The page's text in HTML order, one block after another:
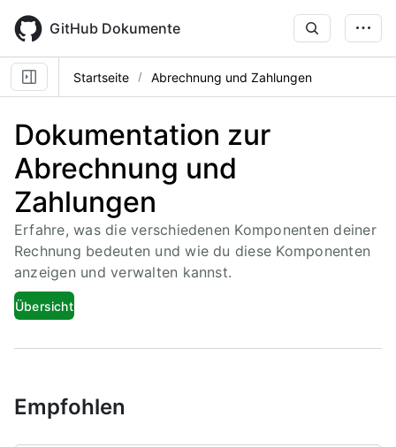
main
content
GitHub Dokumente
Startseite Abrechnung und Zahlungen
Dokumentation zur
Abrechnung und
Zahlungen
Erfahre, was die verschiedenen Komponenten deiner
Rechnung bedeuten und wie du diese Komponenten
anzeigen und verwalten kannst.
Übersicht
Empfohlen